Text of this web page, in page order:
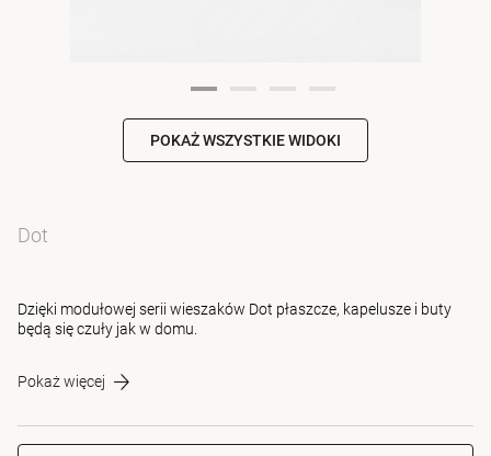
POKAŻ WSZYSTKIE WIDOKI
Dot
Dzięki modułowej serii wieszaków Dot płaszcze, kapelusze i buty
będą się czuły jak w domu.
Pokaż więcej